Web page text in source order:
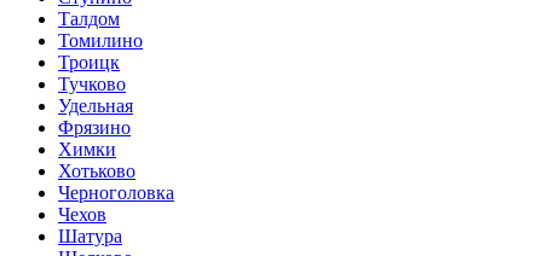
Талдом
Томилино
Троицк
Тучково
Удельная
Фрязино
Химки
Хотьково
Черноголовка
Чехов
Шатура